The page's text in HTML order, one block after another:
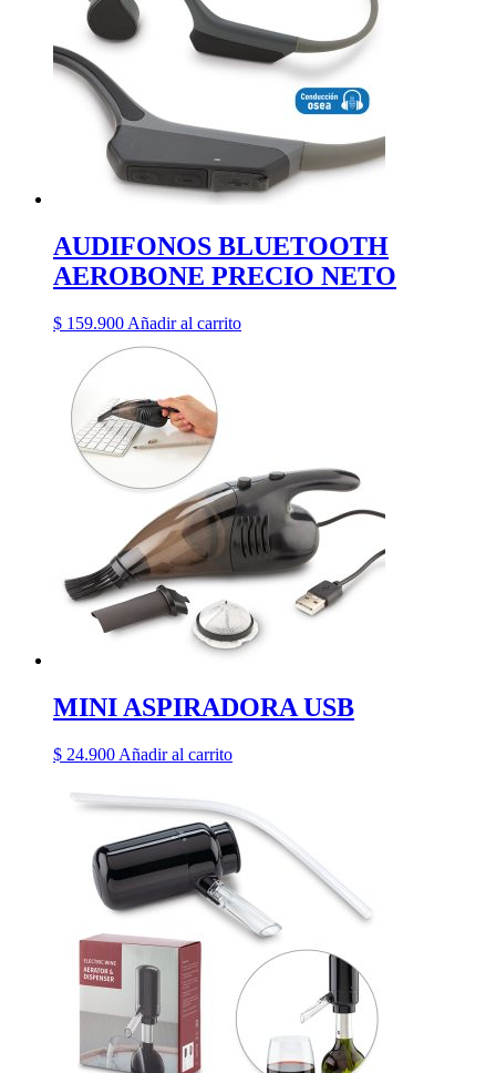
AUDIFONOS BLUETOOTH
AEROBONE PRECIO NETO
$ 159.900 Añadir al carrito
MINI ASPIRADORA USB
$ 24.900 Añadir al carrito